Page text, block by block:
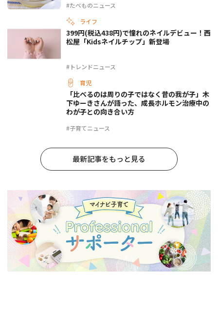
#たべものニュース
ライフ
#トレンドニュース
399円(税込438円)で憧れのネイルデビュー！西
松屋「Kidsネイルチップ」新登場
育児
#子育てニュース
「比べるのは周りの子ではなく昔の我が子」木
下ゆーきさんが語った、成長ホルモン治療中の
わが子との向き合い方
最新記事をもっと見る